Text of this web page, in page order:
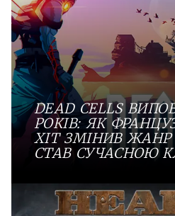
DEAD CELLS
РОКІВ: ЯК
ХІТ ЗМІНИВ ЖАНР
СТАВ СУЧАСНОЮ